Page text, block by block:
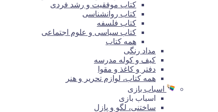
کتاب موفقیت و رشد فردی
کتاب روانشناسی
کتاب فلسفه
کتاب سیاسی و علوم اجتماعی
همه کتاب
مداد رنگی
کیف و کوله مدرسه
دفتر و کاغذ و مقوا
همه کتاب، لوازم تحریر و هنر
اسباب بازی
اسباب بازی
ساختنی، لگو و پازل